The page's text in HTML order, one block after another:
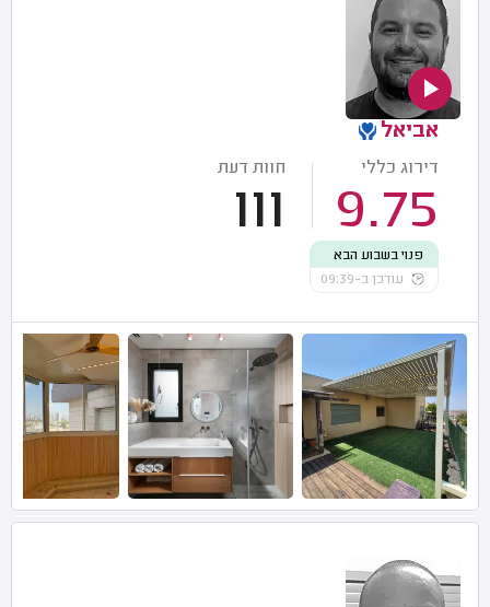
אביאל
דירוג כללי
9.75
חוות דעת
111
פנוי בשבוע הבא
עודכן ב-09:39